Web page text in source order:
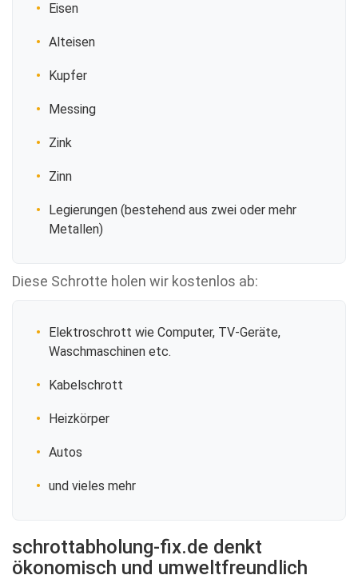
Eisen
Alteisen
Kupfer
Messing
Zink
Zinn
Legierungen (bestehend aus zwei oder mehr
Metallen)
Diese Schrotte holen wir kostenlos ab:
Elektroschrott wie Computer, TV-Geräte,
Waschmaschinen etc.
Kabelschrott
Heizkörper
Autos
und vieles mehr
schrottabholung-fix.de denkt
ökonomisch und umweltfreundlich